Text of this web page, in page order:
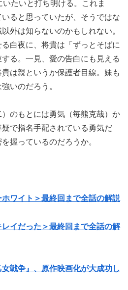
たいと打ち明ける。これま
ると思っていたが、そうではな
外は知らないのかもしれない。
白夜に、将貴は「ずっとそばに
る。一見、愛の告白にも見える
は親というか保護者目線。妹も
いのだろう。
のもとには勇気（毎熊克哉）か
で指名手配されている勇気だ
握っているのだろうか。
ホワイト＞最終回まで全話の解説
レイだった＞最終回まで全話の解
女戦争』、原作映画化が大成功し